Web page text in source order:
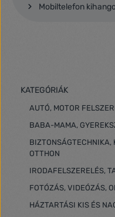
Mobiltelefon
KATEGÓRIÁK
AUTÓ, MOTOR
BABA-MAMA,
BIZTONSÁGTECHNIKA,
OTTHON
IRODAFELSZERELÉS,
FOTÓZÁS, VIDEÓZÁS,
HÁZTARTÁSI KIS ÉS